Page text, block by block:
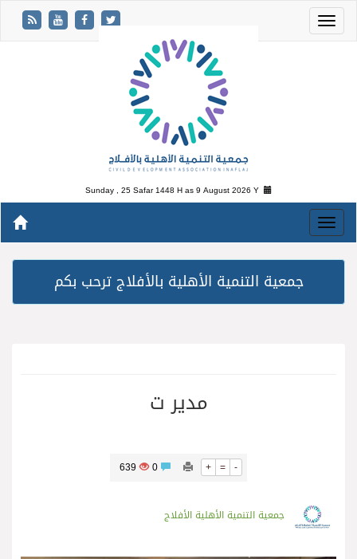
Sunday , 25 Safar 1448 H as9 August 2026 Y
جمعية التنمية الأهلية بالأفلاج ترحب بكم
مدير ت
+ = -
639
جمعية التنمية الأهلية الأفلاج